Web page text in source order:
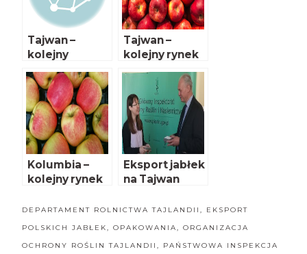
Tajwan –
kolejny
kierunek
eksportu
polskich
jabłek?
Tajwan –
kolejny rynek
otwarty dla
polskich
jabłek
Kolumbia –
kolejny rynek
jabłek już
otwarty
Eksport jabłek
na Tajwan
DEPARTAMENT ROLNICTWA TAJLANDII, EKSPORT
POLSKICH JABŁEK,OPAKOWANIA,ORGANIZACJA
OCHRONY ROŚLIN TAJLANDII, PAŃSTWOWA INSPEKCJA